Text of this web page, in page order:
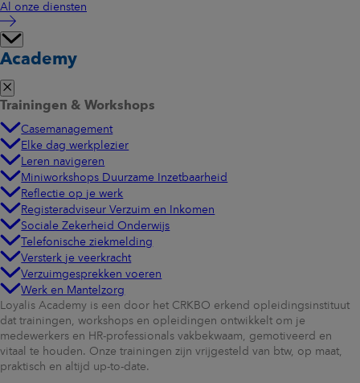
Al onze diensten
Academy
Trainingen & Workshops
Casemanagement
Elke dag werkplezier
Leren navigeren
Miniworkshops Duurzame Inzetbaarheid
Reflectie op je werk
Registeradviseur Verzuim en Inkomen
Sociale Zekerheid Onderwijs
Telefonische ziekmelding
Versterk je veerkracht
Verzuimgesprekken voeren
Werk en Mantelzorg
Loyalis Academy is een door het CRKBO erkend opleidingsinstituut
dat trainingen, workshops en opleidingen ontwikkelt om je
medewerkers en HR-professionals vakbekwaam, gemotiveerd en
vitaal te houden. Onze trainingen zijn vrijgesteld van btw, op maat,
praktisch en altijd up-to-date.